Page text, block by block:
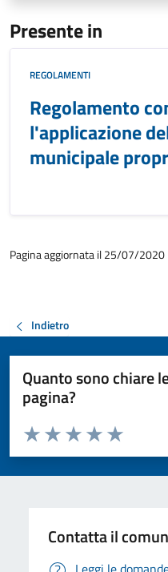
Presente in
REGOLAMENTI
Regolamento
l'applicazione
municipale
Pagina aggiornata il 25/07/2020
Indietro
Quanto sono chiare
pagina?
Valuta da 1 a 5 stelle la pagina
Valuta 5
Valuta 4 stelle
Valuta 3 stelle su 5
Valuta 2 stelle su 5
Valuta 1 stelle su 5
Contatta il